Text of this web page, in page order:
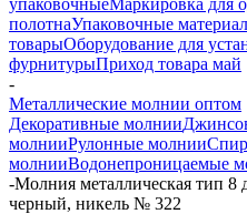
полотнаУпаковочные
товарыОборудование для
фурнитурыПриход товара май
-
Металлические молнии оптом
Декоративные молнии
молнииРулонные молнии
молнииВодонепроницаемые
-Молния металлическая тип 8
черный, никель № 322